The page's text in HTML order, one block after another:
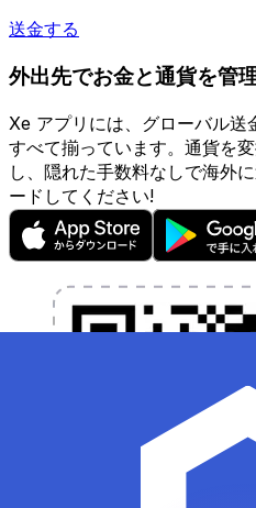
送金する
外出先でお金と通貨を管
Xe アプリには、グローバル
すべて揃っています。通貨を
し、隠れた手数料なしで海外
ードしてください!